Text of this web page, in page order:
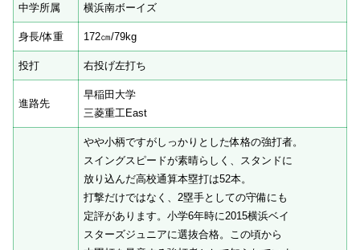
中学所属 横浜南ボーイズ
身長/体重 172㎝/79kg
投打 右投げ左打ち
進路先
早稲田大学
三菱重工East
やや小柄ですがしっかりとした体格の強打者。
スイングスピードが素晴らしく、スタンドに
放り込んだ高校通算本塁打は52本。
打撃だけではなく、2塁手としての守備にも
定評があります。小学6年時に2015横浜ベイ
スターズジュニアに選抜合格。この頃から